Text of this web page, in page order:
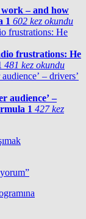
– and how
1 602 kez okundu
frustrations: He
481 kez okundu
audience’ –
1 427 kez